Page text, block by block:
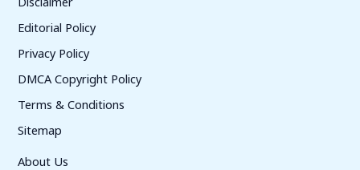
Editorial Policy
Privacy Policy
DMCA Copyright Policy
Terms & Conditions
Sitemap
About Us